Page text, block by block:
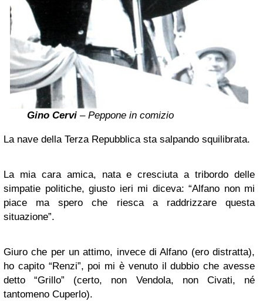
Gino Cervi – Peppone in comizio
La nave della Terza Repubblica sta salpando squilibrata.
La mia cara amica, nata e cresciuta a tribordo delle
simpatie politiche, giusto ieri mi diceva: “Alfano non mi
piace ma spero che riesca a raddrizzare questa
situazione”.
Giuro che per un attimo, invece di Alfano (ero distratta),
ho capito “Renzi”, poi mi è venuto il dubbio che avesse
detto “Grillo” (certo, non Vendola, non Civati, né
tantomeno Cuperlo).